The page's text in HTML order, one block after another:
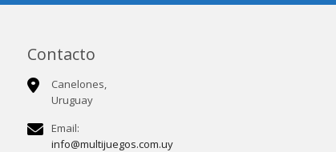
Contacto
Canelones,
Uruguay
Email:
info@multijuegos.com.uy